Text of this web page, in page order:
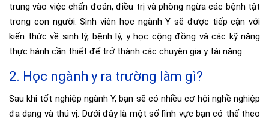
trung vào việc chẩn đoán, điều trị và phòng ngừa các bệnh tật
trong con người. Sinh viên học ngành Y sẽ được tiếp cận với
kiến thức về sinh lý, bệnh lý, y học cộng đồng và các kỹ năng
thực hành cần thiết để trở thành các chuyên gia y tài năng.
2. Học ngành y ra trường làm gì?
Sau khi tốt nghiệp ngành Y, bạn sẽ có nhiều cơ hội nghề nghiệp
đa dạng và thú vị. Dưới đây là một số lĩnh vực bạn có thể theo